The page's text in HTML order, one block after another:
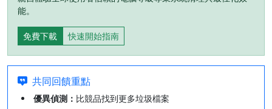
能。
免費下載 快速開始指南
共同回饋重點
優異偵測： 比競品找到更多垃圾檔案